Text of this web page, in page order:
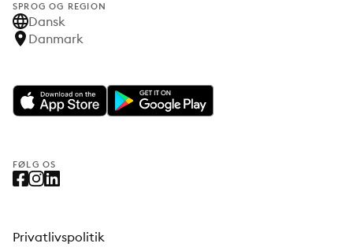
SPROG OG REGION
Dansk
Danmark
FØLG OS
Privatlivspolitik